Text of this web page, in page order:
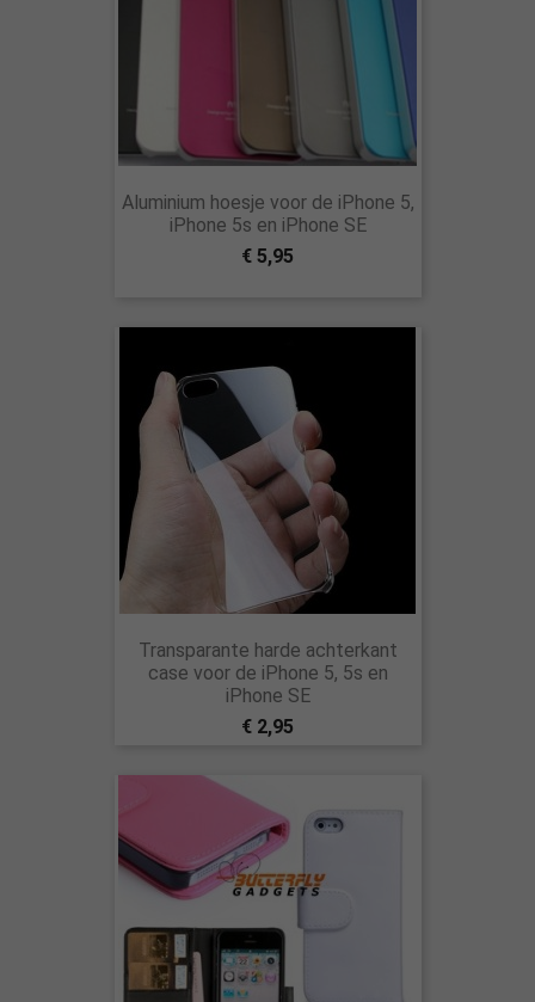
Aluminium hoesje voor de iPhone 5,
iPhone 5s en iPhone SE
€ 5,95
Transparante harde achterkant
case voor de iPhone 5, 5s en
iPhone SE
€ 2,95